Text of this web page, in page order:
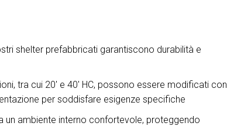
shelter prefabbricati garantiscono durabilità e
tra cui 20' e 40' HC, possono essere modificati con
per soddisfare esigenze specifiche
un ambiente interno confortevole, proteggendo